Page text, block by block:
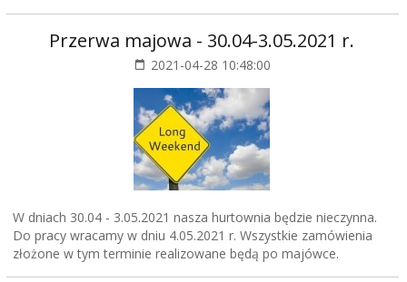
Przerwa majowa - 30.04-3.05.2021 r.
2021-04-28 10:48:00
W dniach 30.04 - 3.05.2021 nasza hurtownia będzie nieczynna.
Do pracy wracamy w dniu 4.05.2021 r. Wszystkie zamówienia
złożone w tym terminie realizowane będą po majówce.